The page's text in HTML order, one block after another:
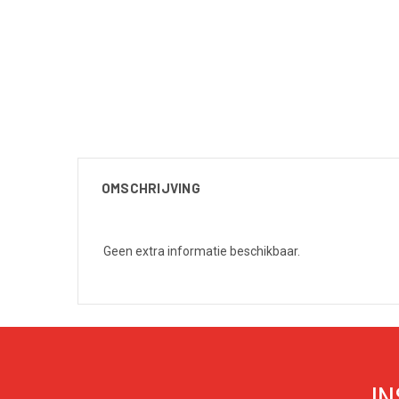
OMSCHRIJVING
Geen extra informatie beschikbaar.